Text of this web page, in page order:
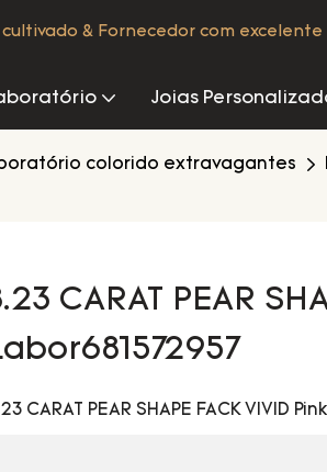
& Fornecedor com excelente
Joias
colorido extravagantes
CARAT PEAR
CARAT PEAR SHAPE FACK VIVID